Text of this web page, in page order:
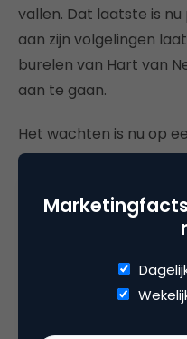
vallen. Dat laatste is
aan zijn volgelingen
burelen van Hart van
aan te gaan.
Het wachten is nu op
deze online
krankzinnigheid kan
2021 tijdens de
wonder dat de hashtag